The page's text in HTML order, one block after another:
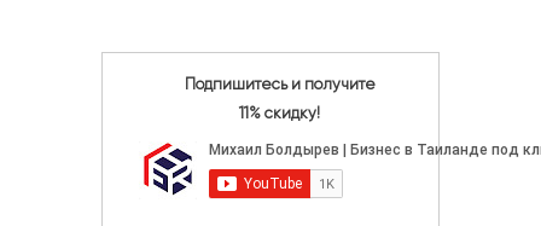
Подпишитесь и получите
11% скидку!